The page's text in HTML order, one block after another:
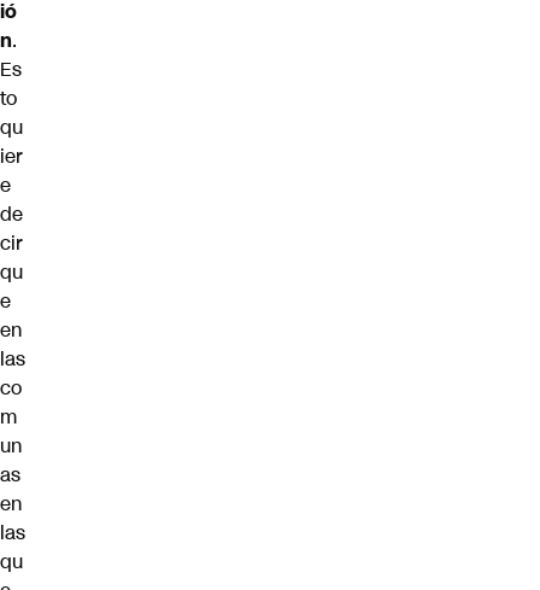
ió
n.
Es
to
qu
ier
e
de
cir
qu
e
en
las
co
m
un
as
en
las
qu